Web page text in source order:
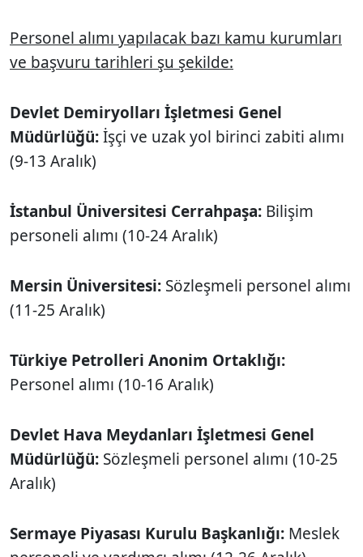
Personel alımı yapılacak bazı kamu kurumları
ve başvuru tarihleri şu şekilde:
Devlet Demiryolları İşletmesi Genel
Müdürlüğü:İşçi ve uzak yol birinci zabiti alımı
(9-13 Aralık)
İstanbul Üniversitesi Cerrahpaşa: Bilişim
personeli alımı (10-24 Aralık)
Mersin Üniversitesi: Sözleşmeli personel alımı
(11-25 Aralık)
Türkiye Petrolleri Anonim Ortaklığı:
Personel alımı (10-16 Aralık)
Devlet Hava Meydanları İşletmesi Genel
Müdürlüğü: Sözleşmeli personel alımı (10-25
Aralık)
Sermaye Piyasası Kurulu Başkanlığı: Meslek